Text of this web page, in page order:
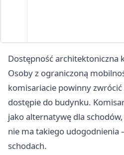
Dostępność architektoniczna
Osoby z ograniczoną
komisariacie powinny
dostępie do budynku.
jako alternatywę dla
nie ma takiego udogodnienia
schodach.